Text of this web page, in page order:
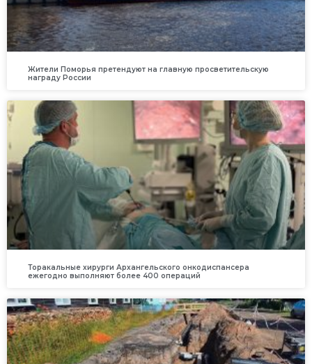
Жители Поморья претендуют на главную просветительскую
награду России
Торакальные хирурги Архангельского онкодиспансера
ежегодно выполняют более 400 операций